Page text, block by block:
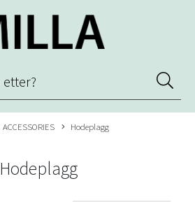
ACCESSORIES Hodeplagg
Hodeplagg